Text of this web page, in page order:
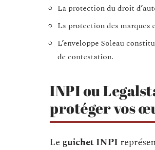
La protection du droit
La protection des marques
L’enveloppe Soleau
de contestation.
INPI ou
protéger vos
Le guichet INPI